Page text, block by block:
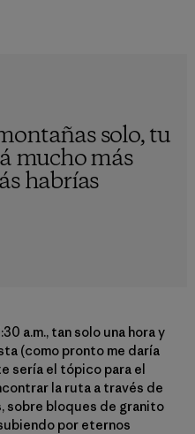
solo, tu
mucho más
habrías
a.m., tan solo una hora y
(como pronto me daría
sería el tópico para el
la ruta a través de
sobre bloques de granito
por eternos